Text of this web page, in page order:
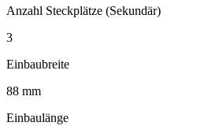
Anzahl Steckplätze (Sekundär)
3
Einbaubreite
88 mm
Einbaulänge